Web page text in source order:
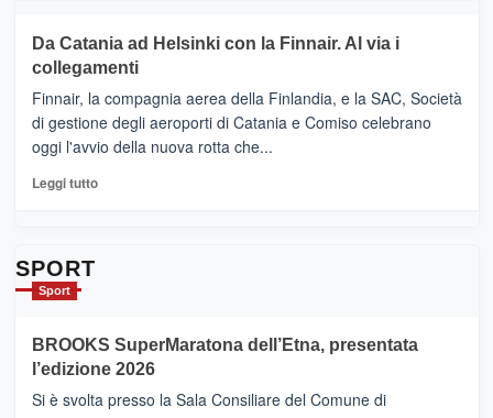
tappe
dell’enoturismo
RANDAZZO
–
Ci
siamo
quasi….
pronti
per
Da Catania ad Helsinki con la Finnair. Al via i
collegamenti
Finnair, la compagnia aerea della Finlandia, e la SAC, Società
di gestione degli aeroporti di Catania e Comiso celebrano
oggi l'avvio della nuova rotta che...
Leggi tuttoLeggi
con
la
Al
SPORT
Sport
BROOKS SuperMaratona dell’Etna, presentata
l’edizione 2026
Si è svolta presso la Sala Consiliare del Comune di